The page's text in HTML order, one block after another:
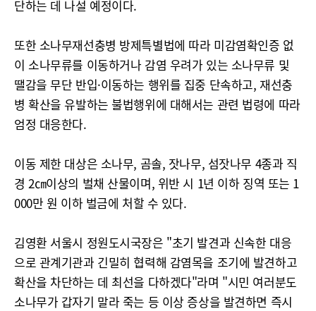
단하는 데 나설 예정이다.
또한 소나무재선충병 방제특별법에 따라 미감염확인증 없
이 소나무류를 이동하거나 감염 우려가 있는 소나무류 및
땔감을 무단 반입·이동하는 행위를 집중 단속하고, 재선충
병 확산을 유발하는 불법행위에 대해서는 관련 법령에 따라
엄정 대응한다.
이동 제한 대상은 소나무, 곰솔, 잣나무, 섬잣나무 4종과 직
경 2㎝이상의 벌채 산물이며, 위반 시 1년 이하 징역 또는 1
000만 원 이하 벌금에 처할 수 있다.
김영환 서울시 정원도시국장은 "초기 발견과 신속한 대응
으로 관계기관과 긴밀히 협력해 감염목을 조기에 발견하고
확산을 차단하는 데 최선을 다하겠다"라며 "시민 여러분도
소나무가 갑자기 말라 죽는 등 이상 증상을 발견하면 즉시